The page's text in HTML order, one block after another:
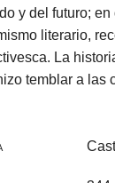
y del futuro;
literario,
La
temblar a las